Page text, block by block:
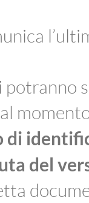
potranno
di
del